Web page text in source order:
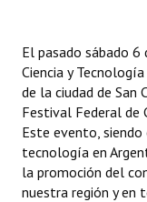
Antiguos
Reconocimientos -
Bariloche,
Entrega de
El pasado sábado 6
Ciencia y
de la ciudad de San
Festival Federal de
Este evento,
tecnología en
la promoción del
nuestra región y en